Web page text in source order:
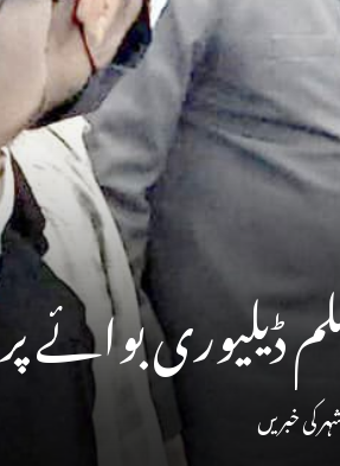
بوائے پر
شہر کی خبریں